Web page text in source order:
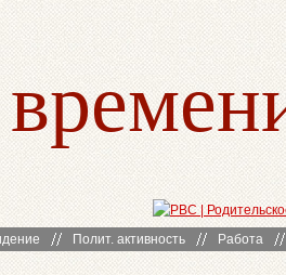
Полит. активность Работа